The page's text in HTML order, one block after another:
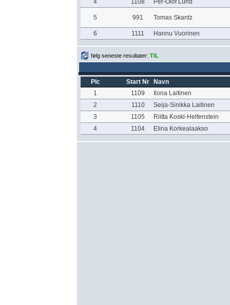
4
1108 Per-Olof Lund
5 991 Tomas Skantz
6 1111 Hannu Vuorinen
følg seneste resultater: TIL
Plc Start Nr
Navn
1
1109
Ilona Laitinen
2
1110
Seija-Sinikka Laitinen
3
1105
Riitta Koski-Helfenstein
4
1104 Elina Korkealaakso